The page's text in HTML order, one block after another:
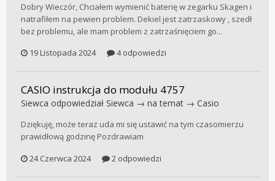
Dobry Wieczór, Chciałem wymienić baterię w zegarku Skagen i
natrafiłem na pewien problem. Dekiel jest zatrzaskowy , szedł
bez problemu, ale mam problem z zatrzaśnięciem go...
19 Listopada 2024
4 odpowiedzi
CASIO instrukcja do modułu 4757
Siewca odpowiedział Siewca → na temat → Casio
Dziękuję, może teraz uda mi się ustawić na tym czasomierzu
prawidłową godzinę Pozdrawiam
24 Czerwca 2024
2 odpowiedzi